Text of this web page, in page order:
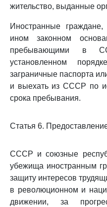
жительство, выданные
Иностранные
ином законном
пребывающими в
установленном
заграничные паспорта
и выехать из СССР по
срока пребывания.
Статья 6.
СССР и союзные
убежища иностранным
защиту интересов
в революционном и
движении, за